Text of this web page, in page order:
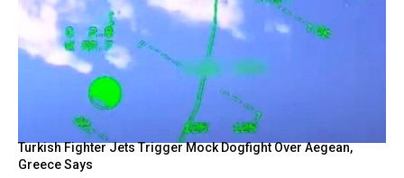
Turkish Fighter Jets Trigger Mock Dogfight Over Aegean,
Greece Says